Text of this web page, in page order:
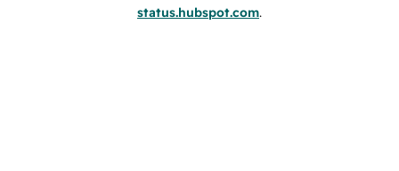
status.hubspot.com.